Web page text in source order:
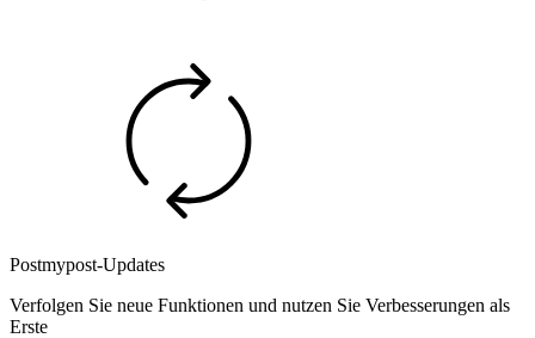
Postmypost-Updates
Verfolgen Sie neue Funktionen und nutzen Sie Verbesserungen als
Erste